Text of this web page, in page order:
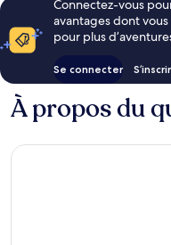
Connectez-vous
avantages dont
pour plus
Se connecter
À propos du